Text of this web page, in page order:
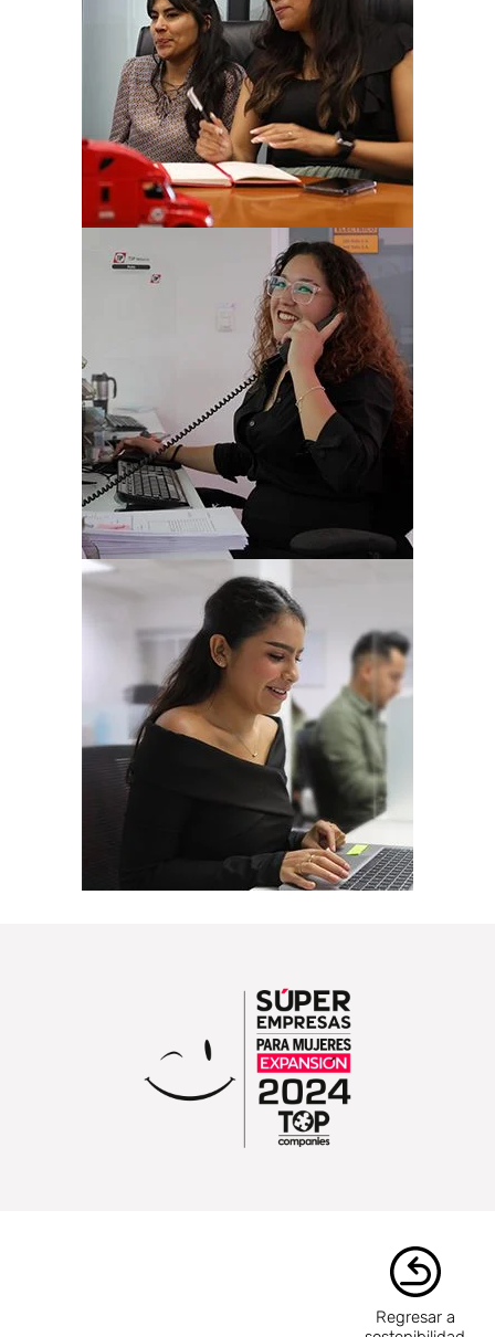
Regresar a